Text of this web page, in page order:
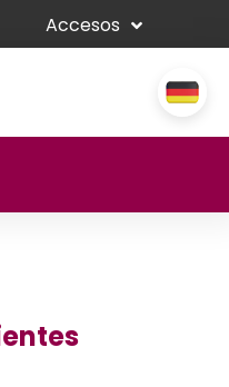
Accesos